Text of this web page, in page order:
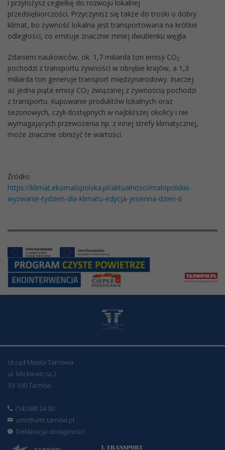
i przyłożysz cegiełkę do rozwoju lokalnej
przedsiębiorczości. Przyczynisz się także do troski o dobry
klimat, bo żywność lokalna jest transportowana na krótkie
odległości, co emituje znacznie mniej dwutlenku węgla.
Zdaniem naukowców, ok. 1,7 miliarda ton emisji CO2
pochodzi z transportu żywności w obrębie krajów, a 1,3
miliarda ton generuje transport międzynarodowy. Inaczej:
aż jedna piąta emisji CO2 związanej z żywnością pochodzi
z transportu. Kupowanie produktów lokalnych oraz
sezonowych, czyli dostępnych w najbliższej okolicy i nie
wymagających przewożenia np. z innej strefy klimatycznej,
może znacznie obniżyć te wartości.
Źródło:
https://klimat.ekomalopolska.pl/aktualnosci/malopolskie-
wyzwanie-tydzien-dla-klimatu-edycja-jesienna-dzien-6
Urząd Miasta Tarnowa
ul. Mickiewicza 2
33-100 Tarnów
(14) 688 24 00
umt@umt.tarnow.pl
Deklaracja dostępności